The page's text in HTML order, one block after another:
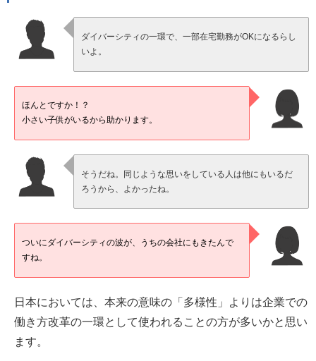
ダイバーシティの一環で、一部在宅勤務がOKになるらし
いよ。
ほんとですか！？
小さい子供がいるから助かります。
そうだね。同じような思いをしている人は他にもいるだ
ろうから、よかったね。
ついにダイバーシティの波が、うちの会社にもきたんで
すね。
日本においては、本来の意味の「多様性」よりは企業での
働き方改革の一環として使われることの方が多いかと思い
ます。